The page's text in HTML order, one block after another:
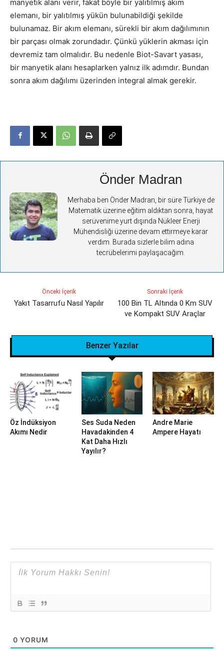
manyetik alanı verir, fakat böyle bir yalıtılmış akım
elemanı, bir yalıtılmış yükün bulunabildiği şekilde
bulunamaz. Bir akım elemanı, sürekli bir akım dağılımının
bir parçası olmak zorundadır. Çünkü yüklerin akması için
devremiz tam olmalıdır. Bu nedenle Biot-Savart yasası,
bir manyetik alanı hesaplarken yalnız ilk adımdır. Bundan
sonra akım dağılımı üzerinden integral almak gerekir.
Önder Madran
Merhaba ben Önder Madran, bir süre Türkiye de
Matematik üzerine eğitim aldıktan sonra, hayat
serüvenime yurt dışında Nükleer Enerji
Mühendisliği üzerine devam ettirmeye karar
verdim. Burada sizlerle bilim adına
tecrübelerimi paylaşacağım.
Önceki İçerik
Yakıt Tasarrufu Nasıl Yapılır
Sonraki İçerik
100 Bin TL Altında 0 Km SUV
ve Kompakt SUV Araçlar
Benzer Yazılar
Öz İndüksiyon
Akımı Nedir
Ses Suda Neden
Havadakinden 4
Kat Daha Hızlı
Yayılır?
Andre Marie
Ampere Hayatı
0 YORUM